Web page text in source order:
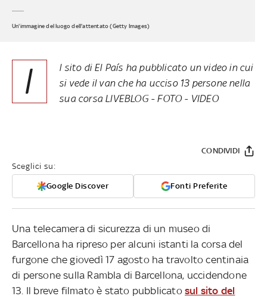
Un'immagine del luogo dell'attentato (Getty Images)
I
l sito di El País ha pubblicato un video in cui
si vede il van che ha ucciso 13 persone nella
sua corsa LIVEBLOG- FOTO- VIDEO
Sceglici su:
Google Discover Fonti Preferite
CONDIVIDI
Una telecamera di sicurezza di un museo di
Barcellona ha ripreso per alcuni istanti la corsa del
furgone che giovedì 17 agosto ha travolto centinaia
di persone sulla Rambla di Barcellona, uccidendone
13. Il breve filmato è stato pubblicato sul sito del